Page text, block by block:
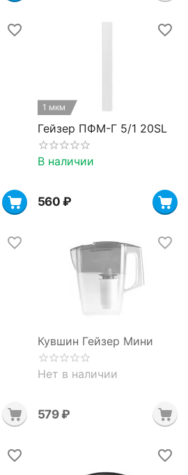
1 мкм
Гейзер ПФМ-Г 5/1 20SL
В наличии
‍560‍ ₽
Кувшин Гейзер Мини
Нет в наличии
‍579‍ ₽